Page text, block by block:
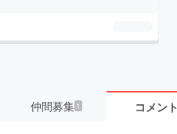
仲間募集 1 コメント